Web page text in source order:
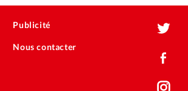
Publicité
Nous contacter